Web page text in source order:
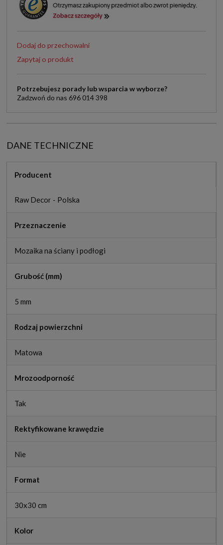
Dodaj do przechowalni
Zapytaj o produkt
Potrzebujesz porady lub wsparcia w wyborze?
Zadzwoń do nas 696 014 398
DANE TECHNICZNE
Producent
Raw Decor - Polska
Przeznaczenie
Mozaika na ściany i podłogi
Grubość (mm)
5 mm
Rodzaj powierzchni
Matowa
Mrozoodporność
Tak
Rektyfikowane krawędzie
Nie
Format
30x30 cm
Kolor